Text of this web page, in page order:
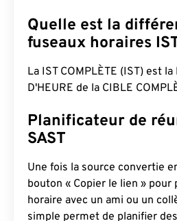
Quelle est la
fuseaux horaires
La IST COMPLÈTE (IST) est la
D'HEURE de la CIBLE
Planificateur de
SAST
Une fois la source convertie
bouton « Copier le lien » pour
horaire avec un ami ou un
simple permet de planifier